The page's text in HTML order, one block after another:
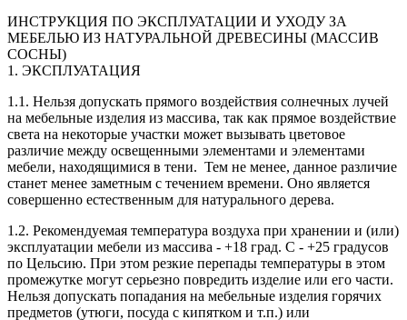
ИНСТРУКЦИЯ ПО ЭКСПЛУАТАЦИИ И УХОДУ ЗА
МЕБЕЛЬЮ ИЗ НАТУРАЛЬНОЙ ДРЕВЕСИНЫ (МАССИВ
СОСНЫ)
1. ЭКСПЛУАТАЦИЯ
1.1. Нельзя допускать прямого воздействия солнечных лучей
на мебельные изделия из массива, так как прямое воздействие
света на некоторые участки может вызывать цветовое
различие между освещенными элементами и элементами
мебели, находящимися в тени. Тем не менее, данное различие
станет менее заметным с течением времени. Оно является
совершенно естественным для натурального дерева.
1.2. Рекомендуемая температура воздуха при хранении и (или)
эксплуатации мебели из массива - +18 град. С - +25 градусов
по Цельсию. При этом резкие перепады температуры в этом
промежутке могут серьезно повредить изделие или его части.
Нельзя допускать попадания на мебельные изделия горячих
предметов (утюги, посуда с кипятком и т.п.) или